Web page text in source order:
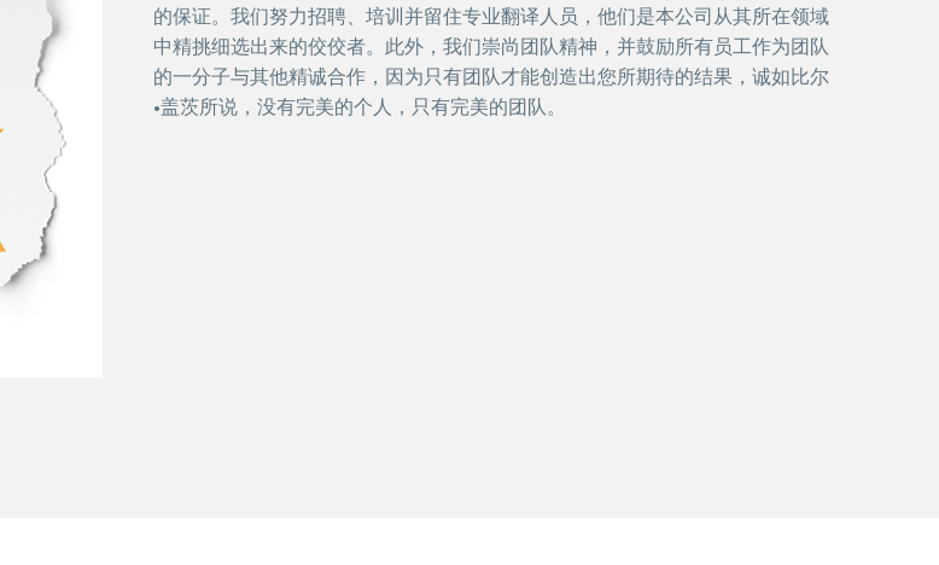
的保证。我们努力招聘、培训并留住专业翻译人员，他们是本公司从其所在领域
中精挑细选出来的佼佼者。此外，我们崇尚团队精神，并鼓励所有员工作为团队
的一分子与其他精诚合作，因为只有团队才能创造出您所期待的结果，诚如比尔
•盖茨所说，没有完美的个人，只有完美的团队。